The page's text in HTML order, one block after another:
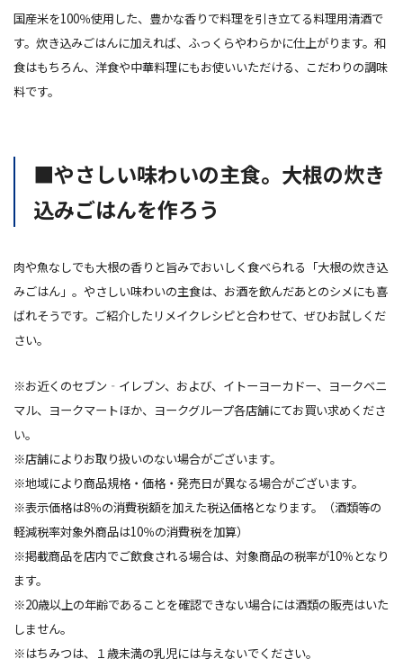
国産米を100％使用した、豊かな香りで料理を引き立てる料理用清酒で
す。炊き込みごはんに加えれば、ふっくらやわらかに仕上がります。和
食はもちろん、洋食や中華料理にもお使いいただける、こだわりの調味
料です。
■やさしい味わいの主食。大根の炊き
込みごはんを作ろう
肉や魚なしでも大根の香りと旨みでおいしく食べられる「大根の炊き込
みごはん」。やさしい味わいの主食は、お酒を飲んだあとのシメにも喜
ばれそうです。ご紹介したリメイクレシピと合わせて、ぜひお試しくだ
さい。
※お近くのセブン‐イレブン、および、イトーヨーカドー、ヨークベニ
マル、ヨークマートほか、ヨークグループ各店舗にてお買い求めくださ
い。
※店舗によりお取り扱いのない場合がございます。
※地域により商品規格・価格・発売日が異なる場合がございます。
※表示価格は8％の消費税額を加えた税込価格となります。（酒類等の
軽減税率対象外商品は10％の消費税を加算）
※掲載商品を店内でご飲食される場合は、対象商品の税率が10％となり
ます。
※20歳以上の年齢であることを確認できない場合には酒類の販売はいた
しません。
※はちみつは、１歳未満の乳児には与えないでください。